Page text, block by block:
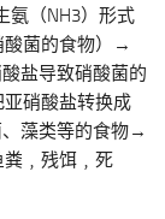
氨（NH3）形式
酸菌的食物）→
盐导致硝酸菌的
硝酸盐转换成
藻类等的食物→
﹐残饵﹐死